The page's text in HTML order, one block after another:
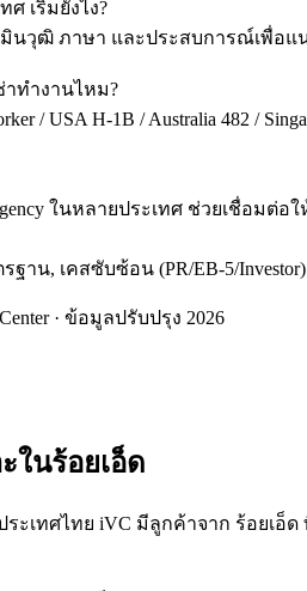
ศ เริ่มยังไง?
วุฒิ ภาษา และประสบการณ์เพื่อแน
ทำงานไหม?
/ USA H-1B / Australia 482 /
Agency ในหลายประเทศ ช่วยเชื่
ฐาน, เคสซับซ้อน (PR/EB-5/
· ข้อมูลปรับปรุง 2026
ในร้อยเอ็ด
ระเทศไทย iVC มีลูกค้าจาก ร้อยเ